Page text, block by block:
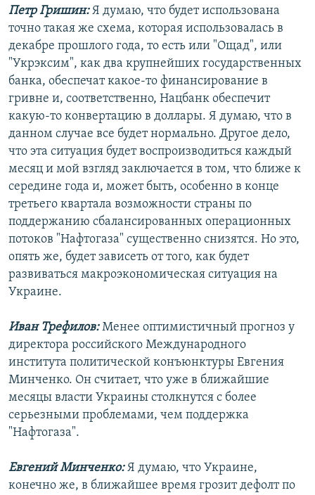
Петр Гришин:Я думаю, что будет использована
точно такая же схема, которая использовалась в
декабре прошлого года, то есть или "Ощад", или
"Укрэксим", как два крупнейших государственных
банка, обеспечат какое-то финансирование в
гривне и, соответственно, Нацбанк обеспечит
какую-то конвертацию в доллары. Я думаю, что в
данном случае все будет нормально. Другое дело,
что эта ситуация будет воспроизводиться каждый
месяц и мой взгляд заключается в том, что ближе к
середине года и, может быть, особенно в конце
третьего квартала возможности страны по
поддержанию сбалансированных операционных
потоков "Нафтогаза" существенно снизятся. Но это,
опять же, будет зависеть от того, как будет
развиваться макроэкономическая ситуация на
Украине.
Иван Трефилов:Менее оптимистичный прогноз у
директора российского Международного
института политической конъюнктуры Евгения
Минченко. Он считает, что уже в ближайшие
месяцы власти Украины столкнутся с более
серьезными проблемами, чем поддержка
"Нафтогаза".
Евгений Минченко:Я думаю, что Украине,
конечно же, в ближайшее время грозит дефолт по